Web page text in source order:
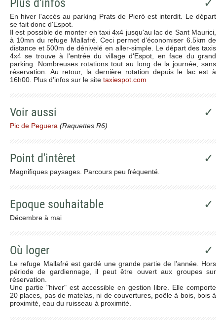
Plus d'infos ✓
En hiver l'accès au parking Prats de Pieró est interdit. Le départ
se fait donc d'Espot.
Il est possible de monter en taxi 4x4 jusqu'au lac de Sant Maurici,
à 10mn du refuge Mallafré. Ceci permet d'économiser 6.5km de
distance et 500m de dénivelé en aller-simple. Le départ des taxis
4x4 se trouve à l'entrée du village d'Espot, en face du grand
parking. Nombreuses rotations tout au long de la journée, sans
réservation. Au retour, la dernière rotation depuis le lac est à
16h00. Plus d'infos sur le site taxiespot.com
Voir aussi ✓
Pic de Peguera (Raquettes R6)
Point d'intêret ✓
Magnifiques paysages. Parcours peu fréquenté.
Epoque souhaitable ✓
Décembre à mai
Où loger ✓
Le refuge Mallafré est gardé une grande partie de l'année. Hors
période de gardiennage, il peut être ouvert aux groupes sur
réservation.
Une partie "hiver" est accessible en gestion libre. Elle comporte
20 places, pas de matelas, ni de couvertures, poêle à bois, bois à
proximité, eau du ruisseau à proximité.